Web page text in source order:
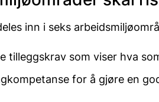
inn i seks
tilleggskrav som viser hva
for å gjøre en